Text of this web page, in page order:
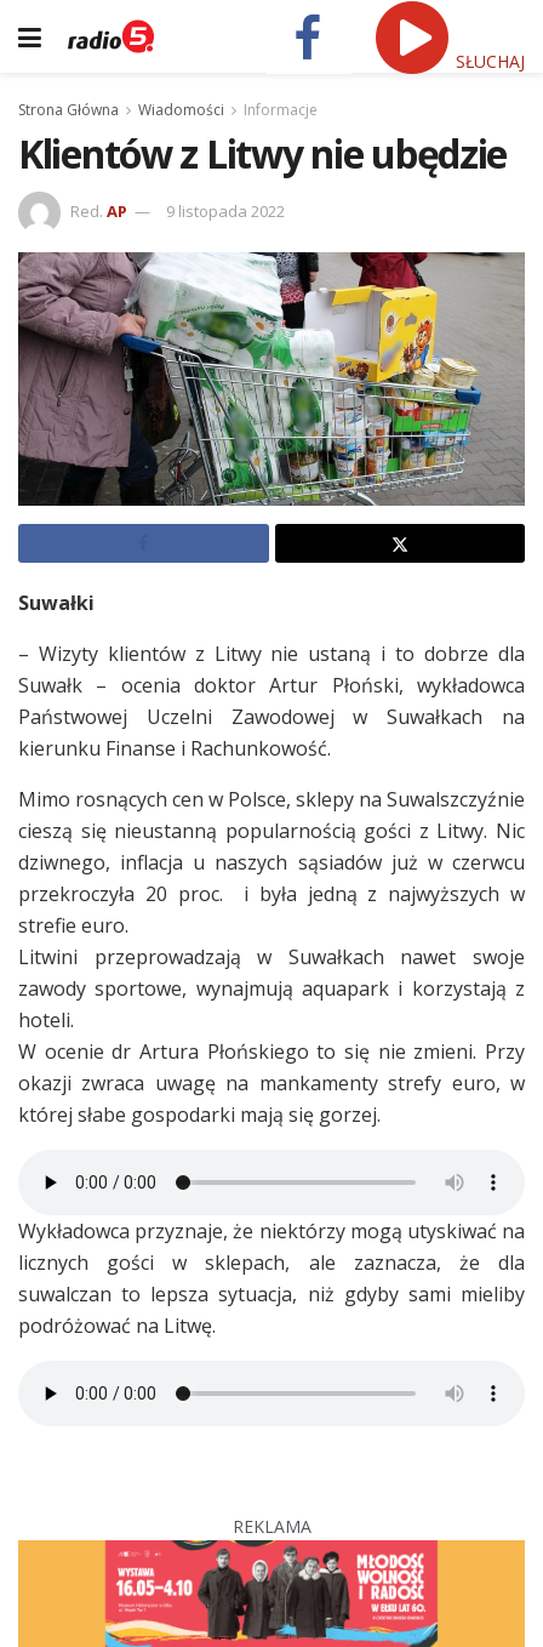
SŁUCHAJ
Strona Główna Wiadomości Informacje
Klientów z Litwy nie ubędzie
Red. AP 9 listopada 2022
Suwałki
– Wizyty klientów z Litwy nie ustaną i to dobrze dla
Suwałk – ocenia doktor Artur Płoński, wykładowca
Państwowej Uczelni Zawodowej w Suwałkach na
kierunku Finanse i Rachunkowość.
Mimo rosnących cen w Polsce, sklepy na Suwalszczyźnie
cieszą się nieustanną popularnością gości z Litwy. Nic
dziwnego, inflacja u naszych sąsiadów już w czerwcu
przekroczyła 20 proc. i była jedną z najwyższych w
strefie euro.
Litwini przeprowadzają w Suwałkach nawet swoje
zawody sportowe, wynajmują aquapark i korzystają z
hoteli.
W ocenie dr Artura Płońskiego to się nie zmieni. Przy
okazji zwraca uwagę na mankamenty strefy euro, w
której słabe gospodarki mają się gorzej.
Wykładowca przyznaje, że niektórzy mogą utyskiwać na
licznych gości w sklepach, ale zaznacza, że dla
suwalczan to lepsza sytuacja, niż gdyby sami mieliby
podróżować na Litwę.
REKLAMA